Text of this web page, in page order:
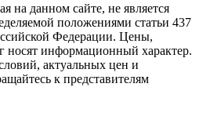
на данном сайте, не является
положениями статьи 437
Федерации. Цены,
носят информационный характер.
актуальных цен и
к представителям